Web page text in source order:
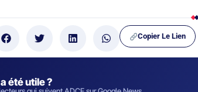
Copier Le Lien
été utile ?